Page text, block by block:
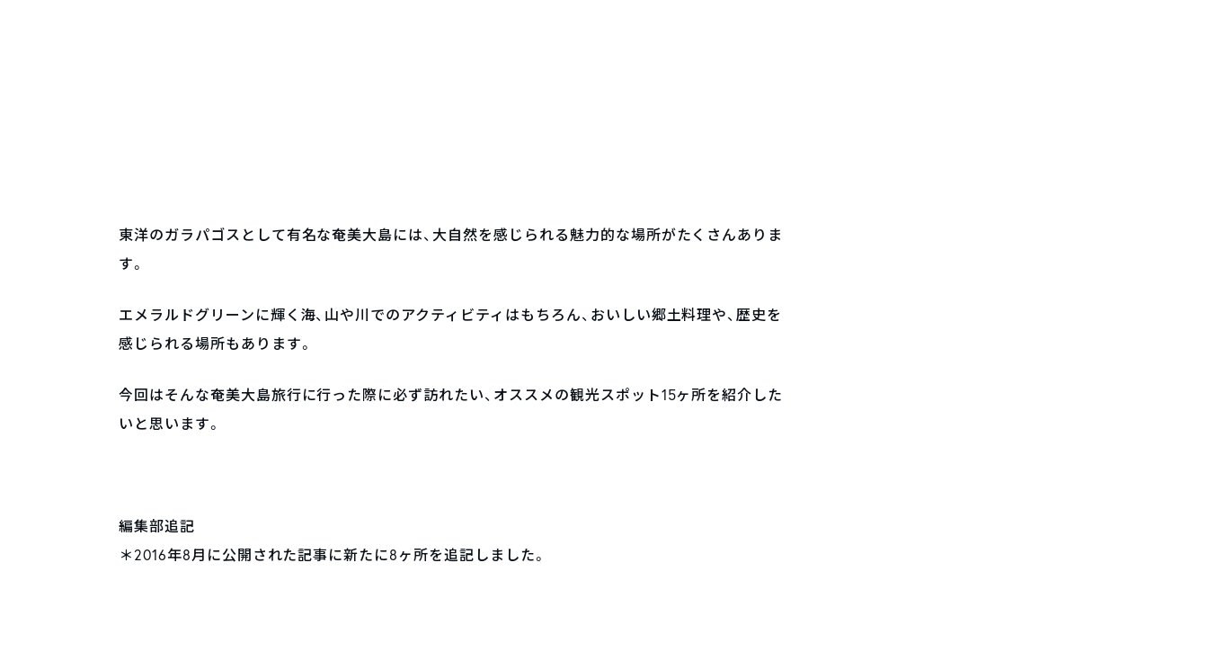
東洋のガラパゴスとして有名な奄美大島には、大自然を感じられる魅力的な場所がたくさんありま
す。
エメラルドグリーンに輝く海、山や川でのアクティビティはもちろん、おいしい郷土料理や、歴史を
感じられる場所もあります。
今回はそんな奄美大島旅行に行った際に必ず訪れたい、オススメの観光スポット15ヶ所を紹介した
いと思います。
編集部追記
＊2016年8月に公開された記事に新たに8ヶ所を追記しました。